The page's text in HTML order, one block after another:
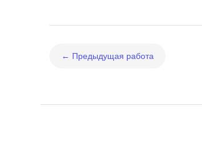
← Предыдущая работа